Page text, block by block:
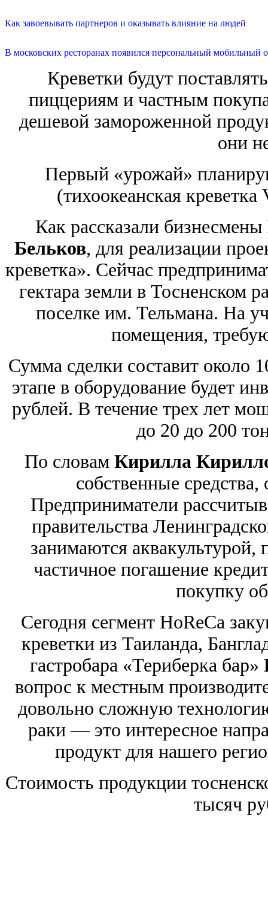
Как завоевывать партнеров и оказывать влияние на людей
В московских ресторанах появился персональный мобильный
Креветки будут
пиццериям и частным
дешевой замороженной
они
Первый «урожай»
(тихоокеанская
Как рассказали бизнесмены
Бельков, для реализации
креветка». Сейчас
гектара земли в Тосненском
поселке им. Тельмана. На
помещения,
Сумма сделки составит около
этапе в оборудование будет
рублей. В течение трех лет
до 20 до 200
По словам Кирилла
собственные
Предприниматели
правительства
занимаются
частичное погашение
покупку
Сегодня сегмент HoReCa
креветки из Таиланда,
гастробара «Териберка бар»
вопрос к местным
довольно сложную
раки — это интересное
продукт для нашего
Стоимость продукции
тысяч